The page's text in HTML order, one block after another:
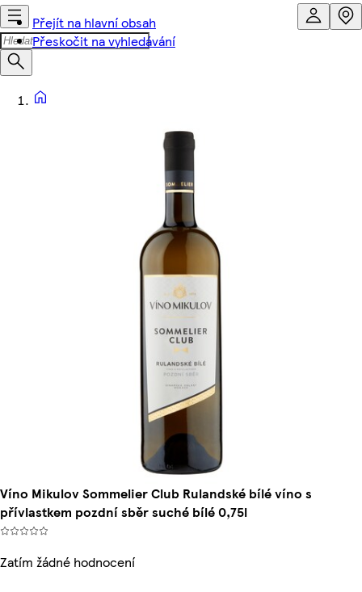
Přejít na hlavní obsah
Přeskočit na vyhledávání
Víno Mikulov Sommelier Club Rulandské bílé víno s
přívlastkem pozdní sběr suché bílé 0,75l
Zatím žádné hodnocení